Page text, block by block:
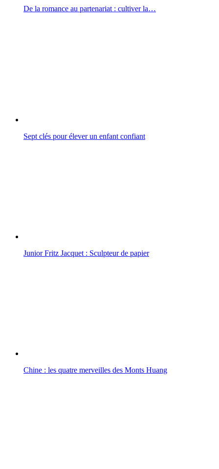
De la romance au partenariat : cultiver la…
Sept clés pour élever un enfant confiant
Junior Fritz Jacquet : Sculpteur de papier
Chine : les quatre merveilles des Monts Huang